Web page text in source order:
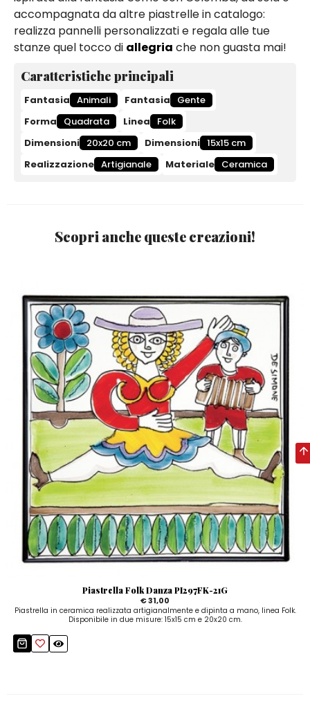
accompagnata da altre piastrelle in catalogo:
realizza pannelli personalizzati e regala alle tue
stanze quel tocco di allegria che non guasta mai!
Caratteristiche principali
Fantasia Animali Fantasia
Gente
Forma
Quadrata Linea
Folk
Dimensioni 20x20 cm Dimensioni 15x15 cm
Realizzazione Artigianale Materiale Ceramica
Scopri anche queste creazioni!
Piastrella Folk Danza PI297FK-21G
€ 31,00
Piastrella in ceramica realizzata artigianalmente e dipinta a mano, linea Folk.
Disponibile in due misure: 15x15 cm e 20x20 cm.